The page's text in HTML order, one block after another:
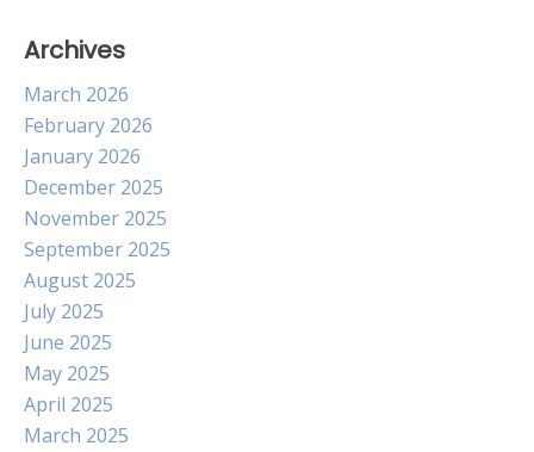
Archives
March 2026
February 2026
January 2026
December 2025
November 2025
September 2025
August 2025
July 2025
June 2025
May 2025
April 2025
March 2025